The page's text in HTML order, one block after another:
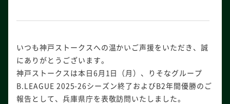
いつも神戸ストークスへの温かいご声援をいただき、誠
にありがとうございます。
神戸ストークスは本日6月1日（月）、りそなグループ
B.LEAGUE 2025-26シーズン終了およびB2年間優勝のご
報告として、兵庫県庁を表敬訪問いたしました。